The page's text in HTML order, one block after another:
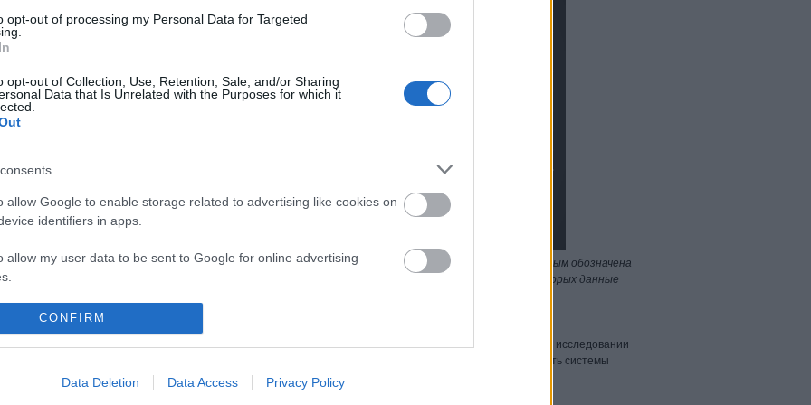
opt-out of processing my Personal Data for Targeted
opt-out of Collection, Use, Retention, Sale, and/or Sharing
Data that Is Unrelated with the Purposes for which it
allow Google to enable storage related to advertising like cookies on
identifiers in apps.
allow my user data to be sent to Google for online advertising
allow Google to send me personalized advertising.
identifiers in apps.
CONFIRM
Data Deletion Data Access Privacy Policy
отражения атак программ-вымогателей решениями различных производителей. Зелёным обозначена
доля обнаруженных и полностью заблокированных атак, жёлтым — доля обнаруженных атак, при которых данные
Kaspersky продемонстрировала высокий уровень защиты от атак программ-вымогателей в нашем исследовании
конкурентов. Даже зловреды Revil, Ryuk и Conti не смогли достичь своей цели, когда безопасность системы
решение Kaspersky», — рассказывает Андреас Маркс, глава AV-TEST.